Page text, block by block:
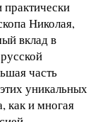
Николая,
вклад в
часть
уникальных
как и многая